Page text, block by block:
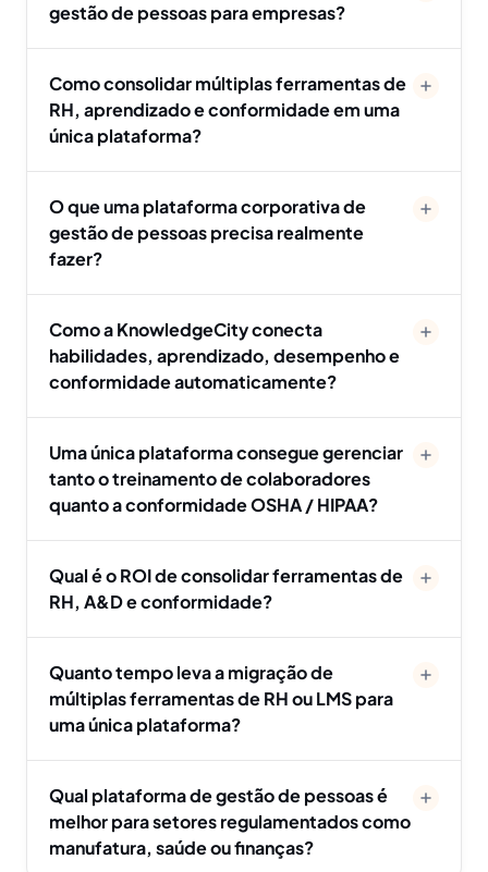
gestão de pessoas para empresas?
Como consolidar múltiplas ferramentas de
RH, aprendizado e conformidade em uma
única plataforma?
O que uma plataforma corporativa de
gestão de pessoas precisa realmente
fazer?
Como a KnowledgeCity conecta
habilidades, aprendizado, desempenho e
conformidade automaticamente?
Uma única plataforma consegue gerenciar
tanto o treinamento de colaboradores
quanto a conformidade OSHA / HIPAA?
Qual é o ROI de consolidar ferramentas de
RH, A&D e conformidade?
Quanto tempo leva a migração de
múltiplas ferramentas de RH ou LMS para
uma única plataforma?
Qual plataforma de gestão de pessoas é
melhor para setores regulamentados como
manufatura, saúde ou finanças?